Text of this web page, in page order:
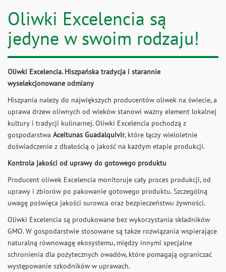
Oliwki Excelencia są
jedyne w swoim rodzaju!
Oliwki Excelencia. Hiszpańska tradycja i starannie
wyselekcjonowane odmiany
Hiszpania należy do największych producentów oliwek na świecie, a
uprawa drzew oliwnych od wieków stanowi ważny element lokalnej
kultury i tradycji kulinarnej. Oliwki Excelencia pochodzą z
gospodarstwa Aceitunas Guadalquivir, które łączy wieloletnie
doświadczenie z dbałością o jakość na każdym etapie produkcji.
Kontrola jakości od uprawy do gotowego produktu
Producent oliwek Excelencia monitoruje cały proces produkcji, od
uprawy i zbiorów po pakowanie gotowego produktu. Szczególną
uwagę poświęca jakości surowca oraz bezpieczeństwu żywności.
Oliwki Excelencia są produkowane bez wykorzystania składników
GMO. W gospodarstwie stosowane są także rozwiązania wspierające
naturalną równowagę ekosystemu, między innymi specjalne
schronienia dla pożytecznych owadów, które pomagają ograniczać
występowanie szkodników w uprawach.